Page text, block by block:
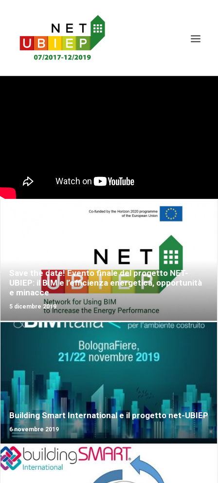
KNOWLEDGE MS
Save the date! Evento finale del progetto NET-
UBIEP: il BIM e l’efficienza energetica, opportunità
e minacce
5 dicembre 2019
Building Smart International e il progetto net-UBIEP
6 novembre 2019